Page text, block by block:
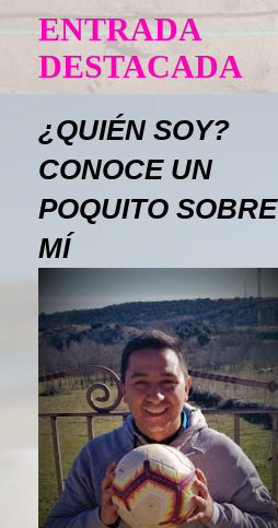
ENTRADA
DESTACADA
¿QUIÉN SOY?
CONOCE UN
POQUITO SOBRE
MÍ